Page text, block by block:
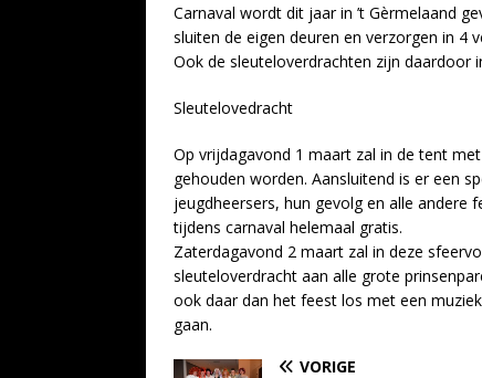
Carnaval wordt dit jaar in ’t Gèrmelaand
sluiten de eigen deuren en verzorgen in 4
Ook de sleuteloverdrachten zijn daardoor
Sleutelovedracht
Op vrijdagavond 1 maart zal in de tent
gehouden worden. Aansluitend is er een
jeugdheersers, hun gevolg en alle andere
tijdens carnaval helemaal gratis.
Zaterdagavond 2 maart zal in deze
sleuteloverdracht aan alle grote
ook daar dan het feest los met een
gaan.
VORIGE